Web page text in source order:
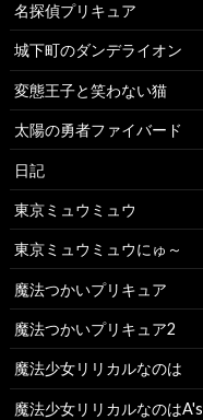
名探偵プリキュア
城下町のダンデライオン
変態王子と笑わない猫
太陽の勇者ファイバード
日記
東京ミュウミュウ
東京ミュウミュウにゅ～
魔法つかいプリキュア
魔法つかいプリキュア2
魔法少女リリカルなのは
魔法少女リリカルなのはA's